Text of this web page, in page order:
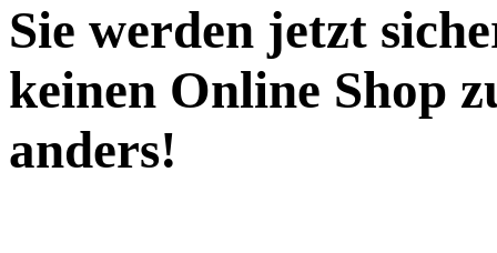
Sie werden jetzt
keinen Online Shop
anders!